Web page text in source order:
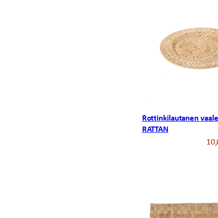
Rottinkilautanen
RATTAN